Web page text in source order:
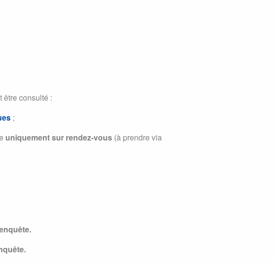
être consulté :
;
uniquement sur rendez-vous (à prendre via